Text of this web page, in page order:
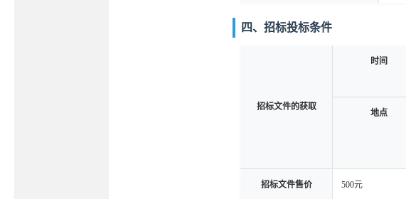
四、招标投标条件
招标文件的获取
时间
地点
招标文件售价 500元